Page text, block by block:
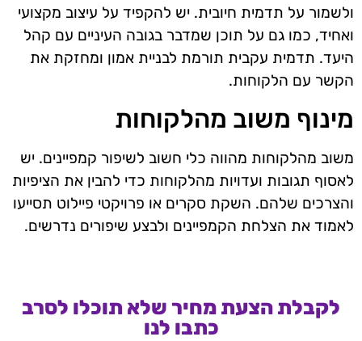
ולשמור על תדמית חיובית. יש להקפיד על עיצוב מקצועי
ואחיד, כמו גם על תוכן שמדבר בגובה העיניים עם קהל
היעד. תדמית עקבית תורמת לבניית אמון ומחזקת את
הקשר עם הלקוחות.
מינוף משוב מהלקוחות
משוב מהלקוחות מהווה כלי חשוב לשיפור קמפיינים. יש
לאסוף תגובות ועדויות מהלקוחות כדי להבין את הציפיות
והצרכים שלהם. השקת סקרים או פרויקטי פיילוט תסייעו
לאמוד את הצלחת הקמפיינים ולבצע שיפורים נדרשים.
לקבלת הצעת מחיר שלא תוכלו לסרב
כתבו לנו